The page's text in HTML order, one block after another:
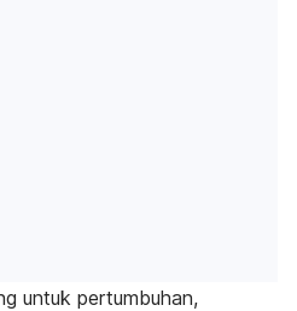
untuk pertumbuhan,